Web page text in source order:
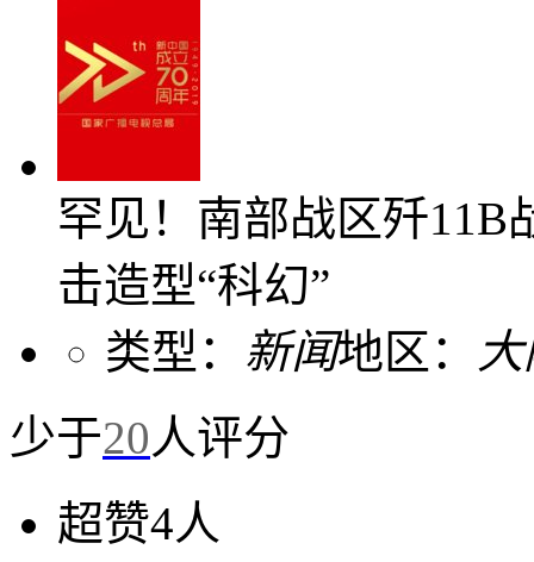
罕见！南部战区歼11B
击造型“科幻”
类型： 新闻地区：
少于20人评分
超赞4人